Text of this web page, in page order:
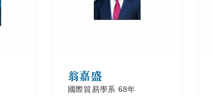
翁嘉盛
國際貿易學系 68年